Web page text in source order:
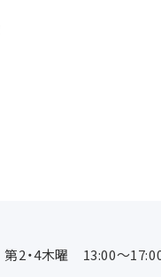
第2・4木曜 13:00～